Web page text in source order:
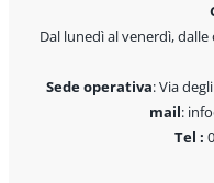
Dal lunedì al venerdì, dalle
Sede operativa: Via
mail:
Tel :